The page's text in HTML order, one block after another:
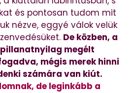
és pontosan tudom mit
nézve, eggyé válok velük
De közben, a
megélt
mégis merek hinni
számára van kiút.
de leginkább a